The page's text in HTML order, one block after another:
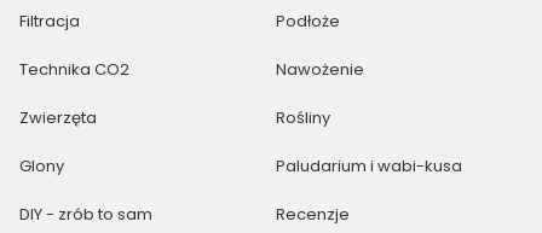
Filtracja Podłoże
Technika CO2 Nawożenie
Zwierzęta Rośliny
Glony Paludarium i wabi-kusa
DIY - zrób to sam Recenzje